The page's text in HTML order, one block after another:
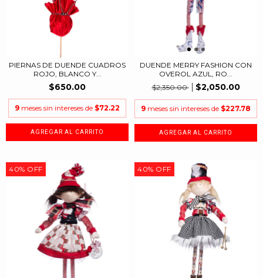
PIERNAS DE DUENDE CUADROS
ROJO, BLANCO Y...
$650.00
9 meses sin intereses de $72.22
DUENDE MERRY FASHION CON
OVEROL AZUL, RO...
$2,350.00
$2,050.00
9 meses sin intereses de $227.78
40% OFF 40% OFF